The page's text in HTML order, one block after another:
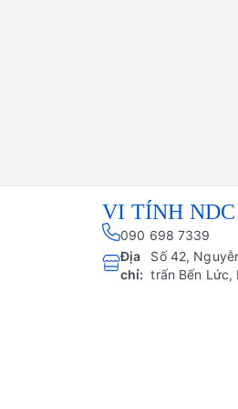
VI TÍNH NDC
090 698 7339
Địa
chỉ:
Số 42,
trấn Bến Lức,